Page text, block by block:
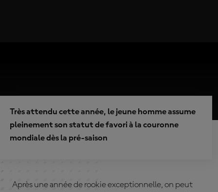
Très attendu cette année, le jeune homme assume
pleinement son statut de favori à la couronne
mondiale dès la pré-saison
Après une année de rookie exceptionnelle, on peut